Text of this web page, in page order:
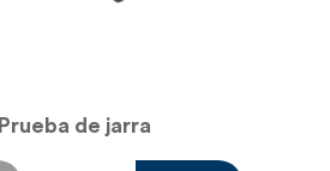
Prueba de jarra